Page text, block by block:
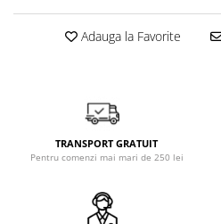
Adauga la Favorite
TRANSPORT GRATUIT
Pentru comenzi mai mari de 250 lei